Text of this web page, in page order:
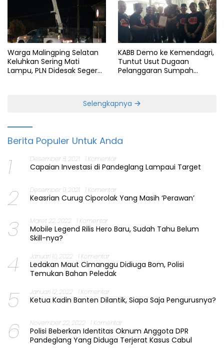
Warga Malingping Selatan
Keluhkan Sering Mati
Lampu, PLN Didesak Segera
KABB Demo ke Kemendagri,
Tuntut Usut Dugaan
Pelanggaran Sumpah
Selengkapnya
Berita Populer Untuk Anda
1 Desember 8, 2021 1 Komentar
Capaian Investasi di Pandeglang Lampaui Target
2 Desember 9, 2021 1 Komentar
Keasrian Curug Ciporolak Yang Masih ‘Perawan’
3 Maret 22, 2022 1 Komentar
Mobile Legend Rilis Hero Baru, Sudah Tahu Belum
Skill-nya?
4 Januari 10, 2022 1 Komentar
Ledakan Maut Cimanggu Didiuga Bom, Polisi
Temukan Bahan Peledak
5 Januari 12, 2022 1 Komentar
Ketua Kadin Banten Dilantik, Siapa Saja Pengurusnya?
6 November 22, 2022 1 Komentar
Polisi Beberkan Identitas Oknum Anggota DPR
Pandeglang Yang Diduga Terjerat Kasus Cabul